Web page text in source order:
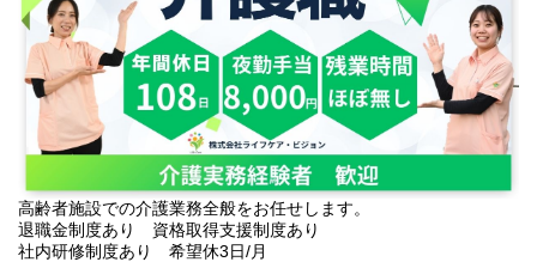
高齢者施設での介護業務全般をお任せします。
退職金制度あり 資格取得支援制度あり
社内研修制度あり 希望休3日/月